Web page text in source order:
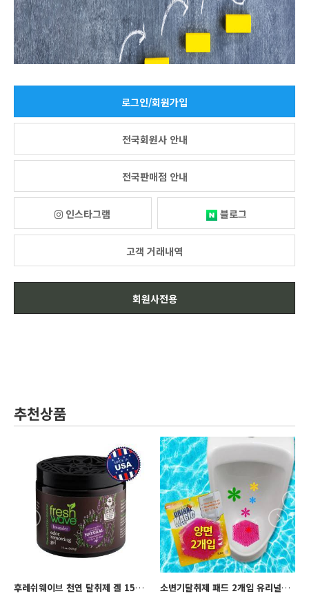
로그인/회원가입
전국회원사 안내
전국판매점 안내
인스타그램 블로그
고객 거래내역
회원사전용
추천상품
후레쉬웨이브 천연 탈취제 겔 15oz freshwave 소변기탈취제 패드 2개입 유리널매직